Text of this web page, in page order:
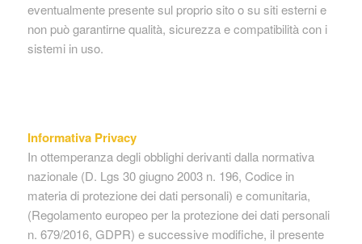
eventualmente presente sul proprio sito o su siti esterni e
non può garantirne qualità, sicurezza e compatibilità con i
sistemi in uso.
Informativa Privacy
In ottemperanza degli obblighi derivanti dalla normativa
nazionale (D. Lgs 30 giugno 2003 n. 196, Codice in
materia di protezione dei dati personali) e comunitaria,
(Regolamento europeo per la protezione dei dati personali
n. 679/2016, GDPR) e successive modifiche, il presente